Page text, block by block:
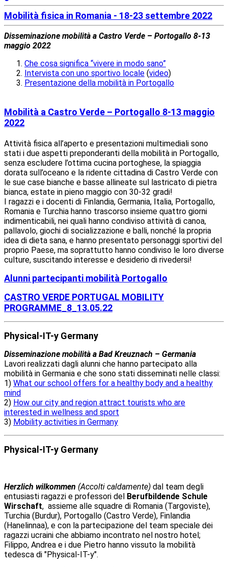
Mobilità fisica in Romania - 18-23 settembre 2022
Disseminazione mobilità a Castro Verde – Portogallo 8-13
maggio 2022
Che cosa significa “vivere in modo sano”
Intervista con uno sportivo locale (video)
Presentazione della mobilità in Portogallo
Mobilità a Castro Verde – Portogallo 8-13 maggio
2022
Attività fisica all’aperto e presentazioni multimediali sono
stati i due aspetti preponderanti della mobilità in Portogallo,
senza escludere l’ottima cucina portoghese, la spiaggia
dorata sull’oceano e la ridente cittadina di Castro Verde con
le sue case bianche e basse allineate sul lastricato di pietra
bianca, estate in pieno maggio con 30-32 gradi!
I ragazzi e i docenti di Finlandia, Germania, Italia, Portogallo,
Romania e Turchia hanno trascorso insieme quattro giorni
indimenticabili, nei quali hanno condiviso attività di canoa,
pallavolo, giochi di socializzazione e balli, nonché la propria
idea di dieta sana, e hanno presentato personaggi sportivi del
proprio Paese, ma soprattutto hanno condiviso le loro diverse
culture, suscitando interesse e desiderio di rivedersi!
Alunni partecipanti mobilità Portogallo
CASTRO VERDE PORTUGAL MOBILITY
PROGRAMME_8_13.05.22
Physical-IT-y Germany
Disseminazione mobilità a Bad Kreuznach – Germania
Lavori realizzati dagli alunni che hanno partecipato alla
mobilità in Germania e che sono stati disseminati nelle classi:
1) What our school offers for a healthy body and a healthy
mind
2) How our city and region attract tourists who are
interested in wellness and sport
3) Mobility activities in Germany
Physical-IT-y Germany
Herzlich wilkommen (Accolti caldamente) dal team degli
entusiasti ragazzi e professori del Berufbildende Schule
Wirschaft, assieme alle squadre di Romania (Targoviste),
Turchia (Burdur), Portogallo (Castro Verde), Finlandia
(Hanelinnaa), e con la partecipazione del team speciale dei
ragazzi ucraini che abbiamo incontrato nel nostro hotel;
Filippo, Andrea e i due Pietro hanno vissuto la mobilità
tedesca di "Physical-IT-y".